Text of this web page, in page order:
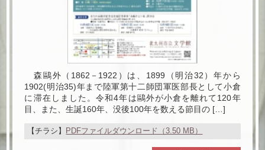
森鷗外（1862－1922）は、1899（明治32）年から
1902(明治35)年まで陸軍第十二師団軍医部長として小倉
に滞在しました。令和4年は鷗外が小倉を離れて120年
目、また、生誕160年、没後100年を数える節目の […]
【チラシ】 PDFファイルダウンロード（3.50 MB）